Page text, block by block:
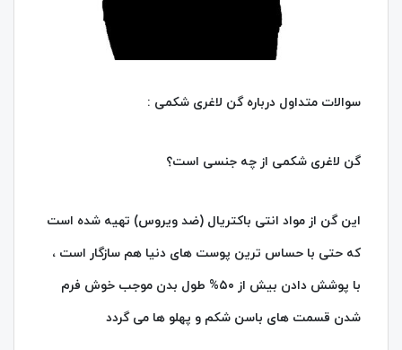
سوالات متداول درباره گن لاغری شکمی :
گن لاغری شکمی از چه جنسی است؟
این گن از مواد انتی باکتریال (ضد ویروس) تهیه شده است
که حتی با حساس ترین پوست های دنیا هم سازگار است ،
با پوشش دادن بیش از ۵۰% طول بدن موجب خوش فرم
شدن قسمت های باسن شکم و پهلو ها می گردد